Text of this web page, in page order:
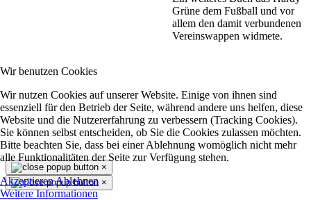
Wir benutzen Cookies
Wir nutzen Cookies auf unserer Website. Einige von ihnen sind
essenziell für den Betrieb der Seite, während andere uns helfen, diese
Website und die Nutzererfahrung zu verbessern (Tracking Cookies).
Sie können selbst entscheiden, ob Sie die Cookies zulassen möchten.
Bitte beachten Sie, dass bei einer Ablehnung womöglich nicht mehr
alle Funktionalitäten der Seite zur Verfügung stehen.
AkzeptierenAblehnen
Weitere Informationen
Grüne dem Fußball und vor
allem den damit verbundenen
Vereinswappen widmete.
×
×